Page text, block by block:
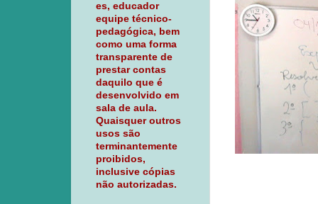
es, educador
equipe técnico-
pedagógica, bem
como uma forma
transparente de
prestar contas
daquilo que é
desenvolvido em
sala de aula.
Quaisquer outros
usos são
terminantemente
proibidos,
inclusive cópias
não autorizadas.